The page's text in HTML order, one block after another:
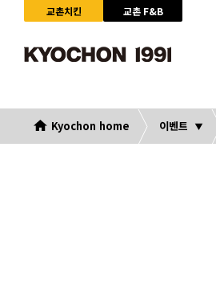
교촌치킨
교촌 F&B
Kyochon home 이벤트